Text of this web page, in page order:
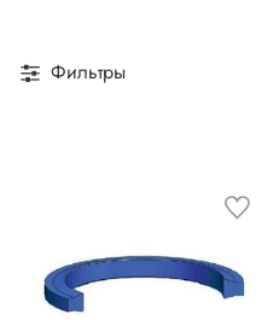
Фильтры